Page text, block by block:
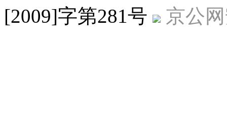
[2009]字第281号
京公